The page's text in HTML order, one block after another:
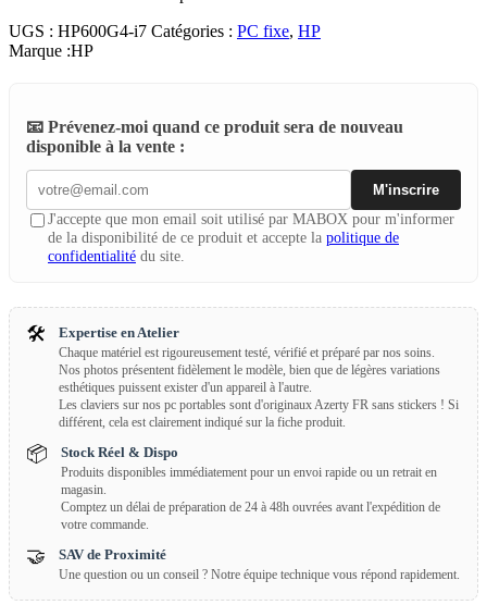
UGS : HP600G4-i7 Catégories : PC fixe, HP
Marque :HP
📧 Prévenez-moi quand ce produit sera de nouveau
disponible à la vente :
M'inscrire
J'accepte que mon email soit utilisé par MABOX pour m'informer
de la disponibilité de ce produit et accepte la politique de
confidentialité du site.
🛠️ Expertise en Atelier
Chaque matériel est rigoureusement testé, vérifié et préparé par nos soins.
Nos photos présentent fidèlement le modèle, bien que de légères variations
esthétiques puissent exister d'un appareil à l'autre.
Les claviers sur nos pc portables sont d'originaux Azerty FR sans stickers ! Si
différent, cela est clairement indiqué sur la fiche produit.
📦 Stock Réel & Dispo
Produits disponibles immédiatement pour un envoi rapide ou un retrait en
magasin.
Comptez un délai de préparation de 24 à 48h ouvrées avant l'expédition de
votre commande.
🤝 SAV de Proximité
Une question ou un conseil ? Notre équipe technique vous répond rapidement.